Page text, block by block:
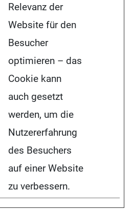
Relevanz der
Website für den
Besucher
optimieren – das
Cookie kann
auch gesetzt
werden, um die
Nutzererfahrung
des Besuchers
auf einer Website
zu verbessern.